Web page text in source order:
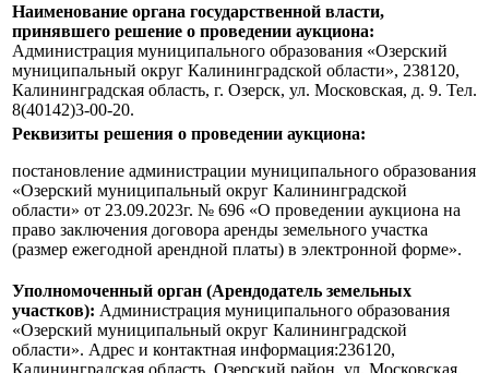
Наименование органа государственной власти,
принявшего решение о проведении аукциона:
Администрация муниципального образования «Озерский
муниципальный округ Калининградской области», 238120,
Калининградская область, г. Озерск, ул. Московская, д. 9. Тел.
8(40142)3-00-20.
Реквизиты решения о проведении аукциона:
постановление администрации муниципального образования
«Озерский муниципальный округ Калининградской
области» от 23.09.2023г. № 696 «О проведении аукциона на
право заключения договора аренды земельного участка
(размер ежегодной арендной платы) в электронной форме».
Уполномоченный орган (Арендодатель земельных
участков): Администрация муниципального образования
«Озерский муниципальный округ Калининградской
области». Адрес и контактная информация:236120,
Калининградская область, Озерский район, ул. Московская,